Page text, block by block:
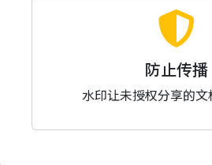
防止传播
水印让未授权分享的